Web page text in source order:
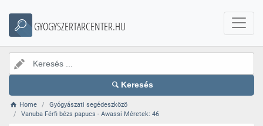
GYOGYSZERTARCENTER.HU
Keresés
Home
Gyógyászati segédeszközö
Vanuba Férfi bézs papucs - Awassi Méretek: 46